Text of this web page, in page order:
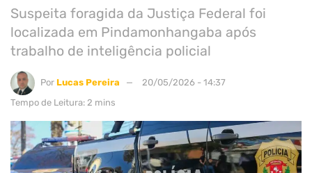
Suspeita foragida da Justiça Federal foi
localizada em Pindamonhangaba após
trabalho de inteligência policial
Por Lucas Pereira
20/05/2026 - 14:37
Tempo de Leitura: 2 mins